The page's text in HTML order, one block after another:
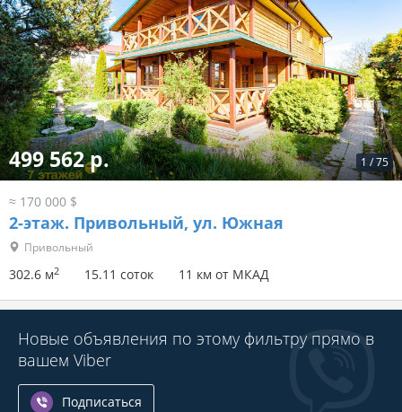
1 /75
499 562 р.
≈ 170 000 $
2-этаж. Привольный, ул. Южная
Привольный
302.6 м2 15.11 соток 11 км от МКАД
Новые объявления по этому фильтру прямо в
вашем Viber
Подписаться